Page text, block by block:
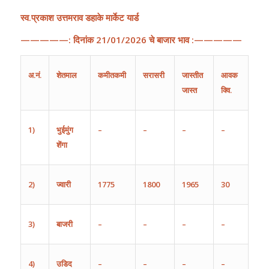
स्व.प्रकाश उत्तमराव डहाके मार्केट यार्ड
—————:दिनांक 21/01/2026 चे बाजार भाव:—————
अ.नं. शेतमाल कमीतकमी सरासरी
जास्तीत
जास्त
आवक
क्वि.
1)
भुईमुंग
शेंगा
– – – –
2) ज्वारी 1775 1800 1965 30
3) बाजरी – – – –
4) उडिद – – – –